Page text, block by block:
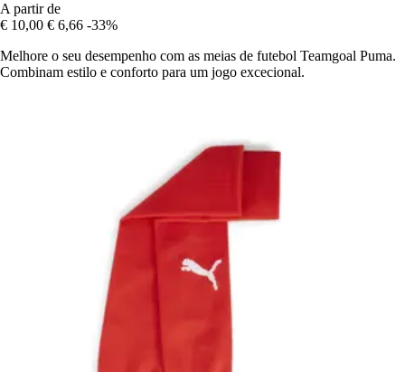
A partir de
€ 10,00 € 6,66 -33%
Melhore o seu desempenho com as meias de futebol Teamgoal Puma.
Combinam estilo e conforto para um jogo excecional.